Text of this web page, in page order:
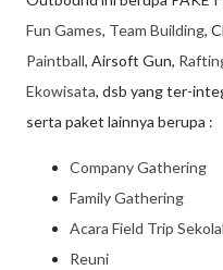
Fun Games, Team Building,
Paintball, Airsoft Gun,
Ekowisata, dsb yang ter-
serta paket lainnya berupa :
Company Gathering
Family Gathering
Acara Field Trip
Reuni